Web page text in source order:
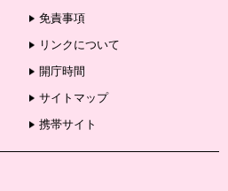
免責事項
リンクについて
開庁時間
サイトマップ
携帯サイト